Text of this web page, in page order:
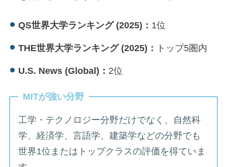
QS世界大学ランキング (2025)： 1位
THE世界大学ランキング (2025)： トップ5圏内
U.S. News (Global)： 2位
MITが強い分野
工学・テクノロジー分野だけでなく、自然科
学、経済学、言語学、建築学などの分野でも
世界1位またはトップクラスの評価を得ていま